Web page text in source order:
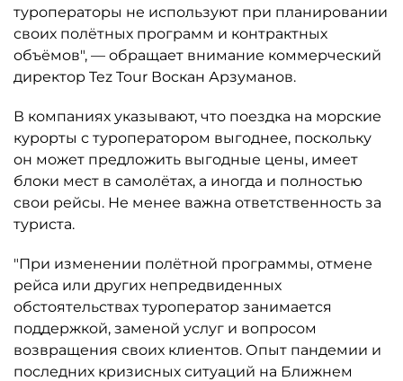
туроператоры не используют при планировании
своих полётных программ и контрактных
объёмов", — обращает внимание коммерческий
директор Tez Tour Воскан Арзуманов.
В компаниях указывают, что поездка на морские
курорты с туроператором выгоднее, поскольку
он может предложить выгодные цены, имеет
блоки мест в самолётах, а иногда и полностью
свои рейсы. Не менее важна ответственность за
туриста.
"При изменении полётной программы, отмене
рейса или других непредвиденных
обстоятельствах туроператор занимается
поддержкой, заменой услуг и вопросом
возвращения своих клиентов. Опыт пандемии и
последних кризисных ситуаций на Ближнем